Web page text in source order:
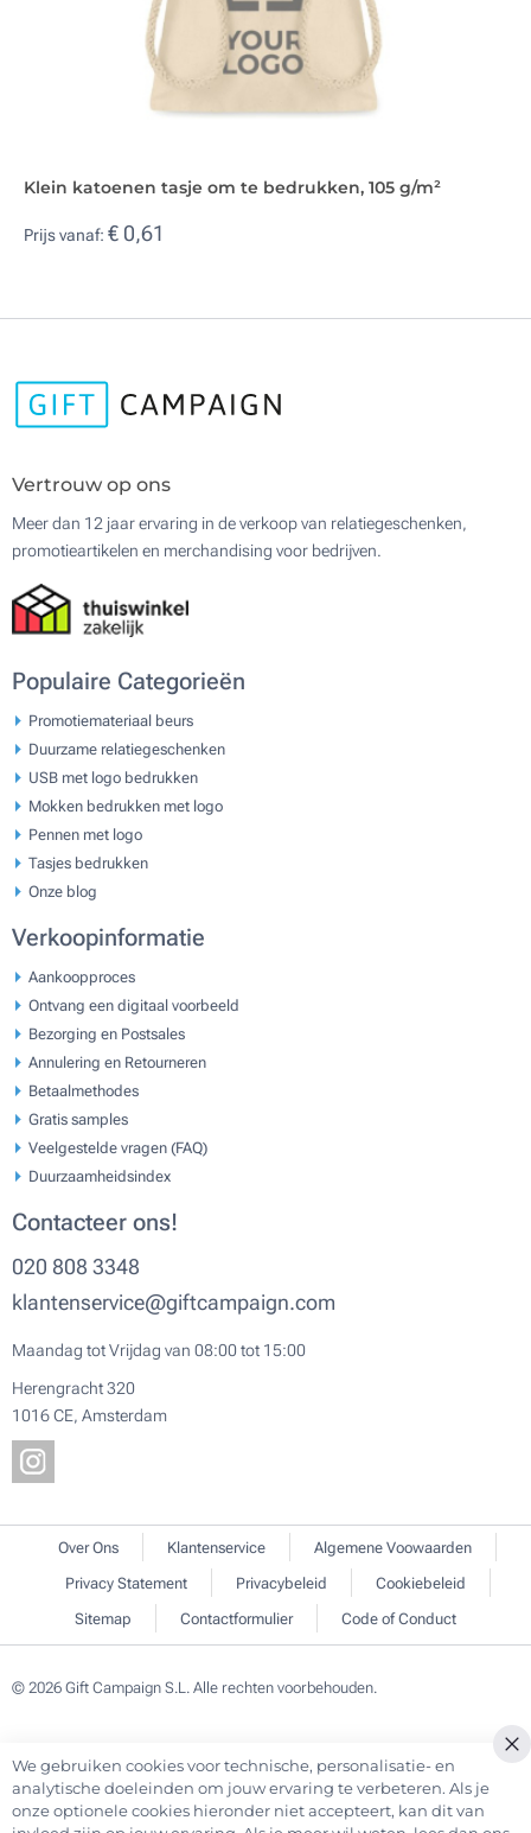
Klein katoenen tasje om te bedrukken, 105 g/m²
Prijs vanaf: € 0,61
Vertrouw op ons
Meer dan 12 jaar ervaring in de verkoop van relatiegeschenken,
promotieartikelen en merchandising voor bedrijven.
Populaire Categorieën
Promotiemateriaal beurs
Duurzame relatiegeschenken
USB met logo bedrukken
Mokken bedrukken met logo
Pennen met logo
Tasjes bedrukken
Onze blog
Verkoopinformatie
Aankoopproces
Ontvang een digitaal voorbeeld
Bezorging en Postsales
Annulering en Retourneren
Betaalmethodes
Gratis samples
Veelgestelde vragen (FAQ)
Duurzaamheidsindex
Contacteer ons!
020 808 3348
klantenservice@giftcampaign.com
Maandag tot Vrijdag van 08:00 tot 15:00
Herengracht 320
1016 CE, Amsterdam
Over Ons Klantenservice
Algemene Voowaarden
Privacy Statement
Privacybeleid
Cookiebeleid
Sitemap
Contactformulier Code of Conduct
© 2026 Gift Campaign S.L. Alle rechten voorbehouden.
We gebruiken cookies voor technische, personalisatie- en
analytische doeleinden om jouw ervaring te verbeteren. Als je
onze optionele cookies hieronder niet accepteert, kan dit van